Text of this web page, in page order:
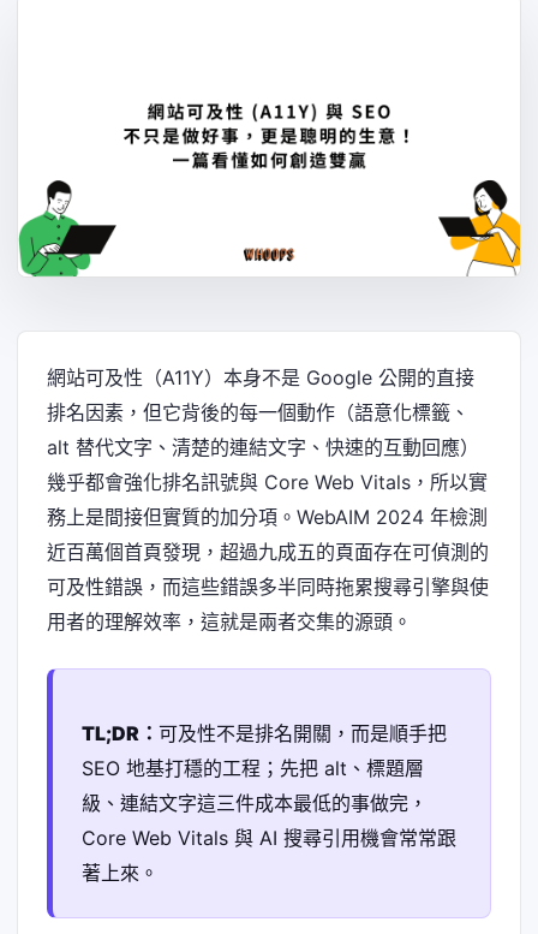
網站可及性（A11Y）本身不是 Google 公開的直接
排名因素，但它背後的每一個動作（語意化標籤、
alt 替代文字、清楚的連結文字、快速的互動回應）
幾乎都會強化排名訊號與 Core Web Vitals，所以實
務上是間接但實質的加分項。WebAIM 2024 年檢測
近百萬個首頁發現，超過九成五的頁面存在可偵測的
可及性錯誤，而這些錯誤多半同時拖累搜尋引擎與使
用者的理解效率，這就是兩者交集的源頭。
TL;DR： 可及性不是排名開關，而是順手把
SEO 地基打穩的工程；先把 alt、標題層
級、連結文字這三件成本最低的事做完，
Core Web Vitals 與 AI 搜尋引用機會常常跟
著上來。